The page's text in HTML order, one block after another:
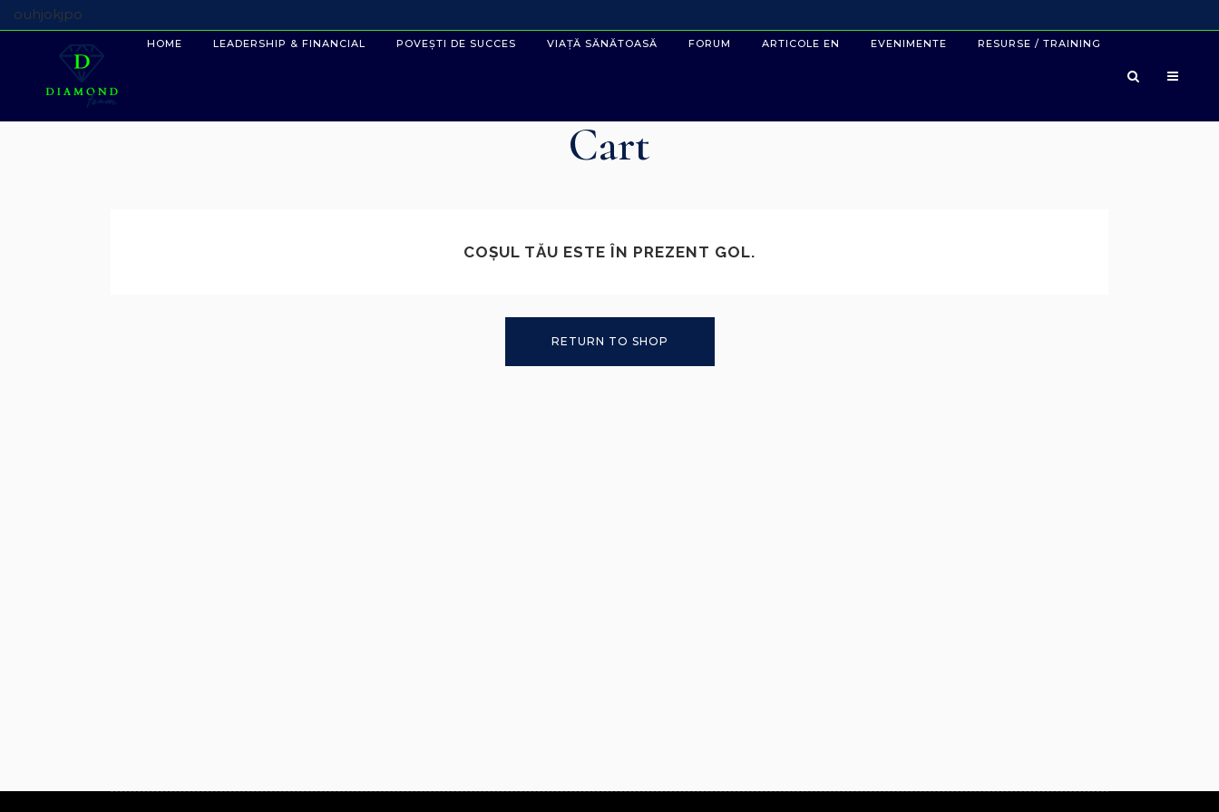
ouhjokjpo
HOME LEADERSHIP & FINANCIAL POVEȘTI DE SUCCES VIAȚĂ SĂNĂTOASĂ FORUM ARTICOLE EN EVENIMENTE RESURSE / TRAINING
Cart
COȘUL TĂU ESTE ÎN PREZENT GOL.
RETURN TO SHOP